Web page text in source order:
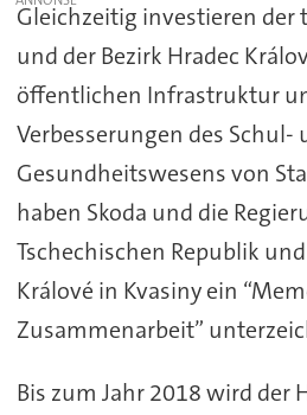
Gleichzeitig investieren der
und der Bezirk Hradec
öffentlichen Infrastruktur
Verbesserungen des Schul-
Gesundheitswesens von
haben Skoda und die
Tschechischen Republik
Králové in Kvasiny ein
Zusammenarbeit”
Bis zum Jahr 2018 wird der